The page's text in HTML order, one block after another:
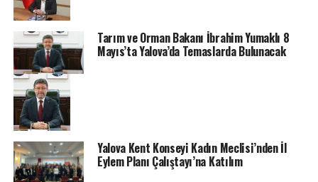
Tarım ve Orman Bakanı İbrahim Yumaklı 8
Mayıs’ta Yalova’da Temaslarda Bulunacak
Yalova Kent Konseyi Kadın Meclisi’nden İl
Eylem Planı Çalıştayı’na Katılım